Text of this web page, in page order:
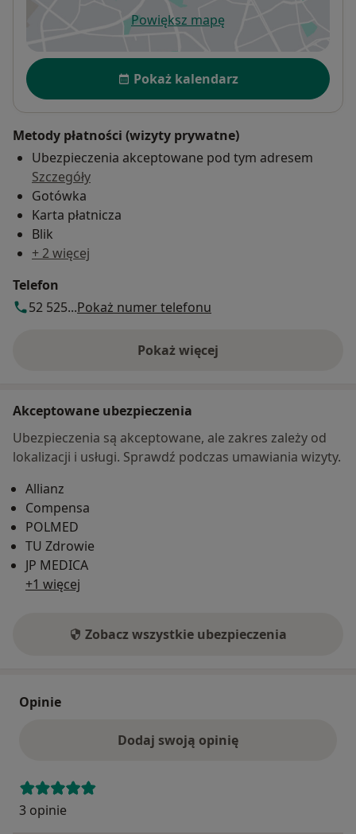
Powiększ mapęotwiera się w nowej karcie
Dostępność
Pokaż kalendarz
Metody płatności (wizyty prywatne)
Ubezpieczenia akceptowane pod tym adresem
Szczegóły
Gotówka
Karta płatnicza
Blik
+ 2 więcej
Telefon
52 525...Pokaż numer telefonu
Pokaż więcej
o adresie
Akceptowane ubezpieczenia
Ubezpieczenia są akceptowane, ale zakres zależy od
lokalizacji i usługi. Sprawdź podczas umawiania wizyty.
Allianz
Compensa
POLMED
TU Zdrowie
JP MEDICA
+1 więcej
Zobacz wszystkie ubezpieczenia
Opinie
Dodaj swoją opinię
3 opinie